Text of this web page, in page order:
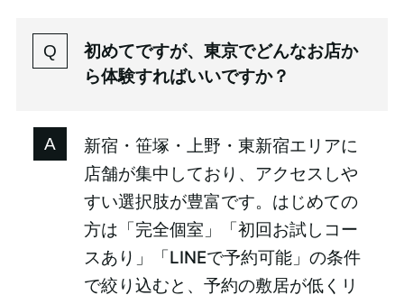
初めてですが、東京でどんなお店か
ら体験すればいいですか？
新宿・笹塚・上野・東新宿エリアに
店舗が集中しており、アクセスしや
すい選択肢が豊富です。はじめての
方は「完全個室」「初回お試しコー
スあり」「LINEで予約可能」の条件
で絞り込むと、予約の敷居が低くリ